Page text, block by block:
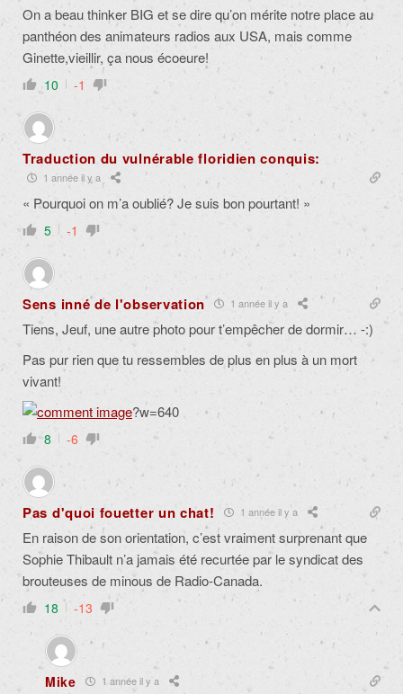
On a beau thinker BIG et se dire qu’on mérite notre place au
panthéon des animateurs radios aux USA, mais comme
Ginette,vieillir, ça nous écoeure!
10 -1
Traduction du vulnérable floridien conquis:
1 année il y a
« Pourquoi on m’a oublié? Je suis bon pourtant! »
5 -1
Sens inné de l'observation 1 année il y a
Tiens, Jeuf, une autre photo pour t’empêcher de dormir… -:)
Pas pur rien que tu ressembles de plus en plus à un mort
vivant!
?w=640
8 -6
Pas d'quoi fouetter un chat! 1 année il y a
En raison de son orientation, c’est vraiment surprenant que
Sophie Thibault n’a jamais été recurtée par le syndicat des
brouteuses de minous de Radio-Canada.
18 -13
Mike 1 année il y a